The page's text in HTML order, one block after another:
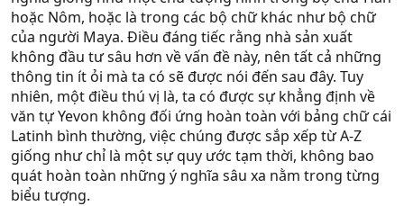
hoặc Nôm, hoặc là trong các bộ chữ khác như bộ chữ
của người Maya. Điều đáng tiếc rằng nhà sản xuất
không đầu tư sâu hơn về vấn đề này, nên tất cả những
thông tin ít ỏi mà ta có sẽ được nói đến sau đây. Tuy
nhiên, một điều thú vị là, ta có được sự khẳng định về
văn tự Yevon không đối ứng hoàn toàn với bảng chữ cái
Latinh bình thường, việc chúng được sắp xếp từ A-Z
giống như chỉ là một sự quy ước tạm thời, không bao
quát hoàn toàn những ý nghĩa sâu xa nằm trong từng
biểu tượng.